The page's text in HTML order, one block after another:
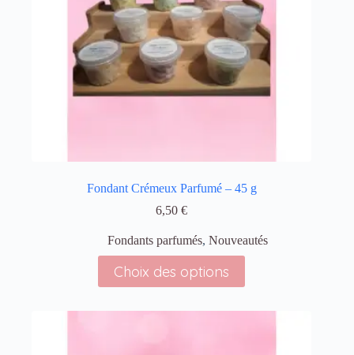
Fondant Crémeux Parfumé – 45 g
6,50€
Fondants parfumés, Nouveautés
Choix des options